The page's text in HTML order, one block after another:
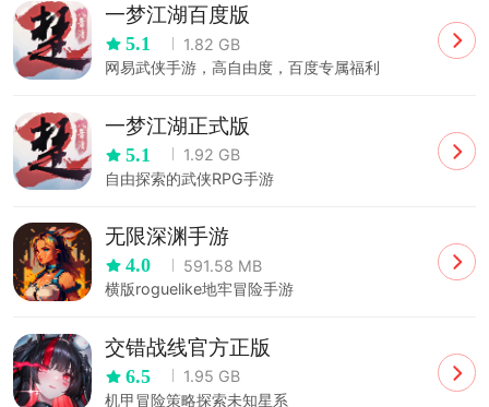
一梦江湖百度版
5.1
1.82 GB
网易武侠手游，高自由度，百度专属福利
一梦江湖正式版
5.1
1.92 GB
自由探索的武侠RPG手游
无限深渊手游
4.0
591.58 MB
横版roguelike地牢冒险手游
交错战线官方正版
6.5
1.95 GB
机甲冒险策略探索未知星系